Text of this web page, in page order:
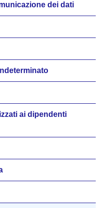
dei dati
ai dipendenti